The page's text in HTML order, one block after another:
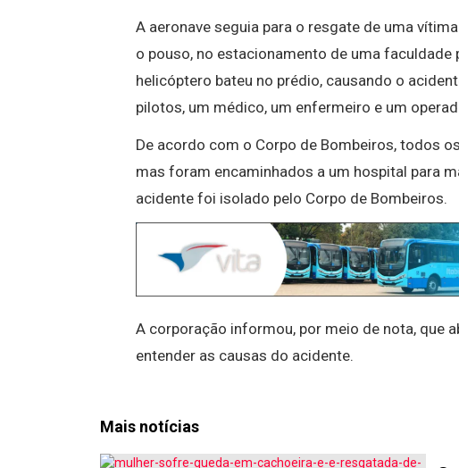
A aeronave seguia para o resgate de uma
o pouso, no estacionamento de uma
helicóptero bateu no prédio, causando o
pilotos, um médico, um enfermeiro e um
De acordo com o Corpo de Bombeiros, todos
mas foram encaminhados a um hospital para
acidente foi isolado pelo Corpo de Bombeiros.
A corporação informou, por meio de nota, que
entender as causas do acidente.
Mais notícias